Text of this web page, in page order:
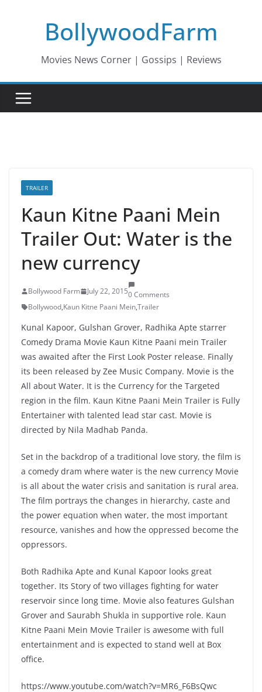
BollywoodFarm
Movies News Corner | Gossips | Reviews
TRAILER
Kaun Kitne Paani Mein
Trailer Out: Water is the
new currency
Bollywood Farm July 22, 20150 Comments
Bollywood,Kaun Kitne Paani Mein,Trailer
Kunal Kapoor, Gulshan Grover, Radhika Apte starrer
Comedy Drama Movie Kaun Kitne Paani mein Trailer
was awaited after the First Look Poster release. Finally
its been released by Zee Music Company. Movie is the
All about Water. It is the Currency for the Targeted
region in the film. Kaun Kitne Paani Mein Trailer is Fully
Entertainer with talented lead star cast. Movie is
directed by Nila Madhab Panda.
Set in the backdrop of a traditional love story, the film is
a comedy dram where water is the new currency Movie
is all about the water crisis and sanitation is rural area.
The film portrays the changes in hierarchy, caste and
the power equation when water, the most important
resource, vanishes and how the oppressed become the
oppressors.
Both Radhika Apte and Kunal Kapoor looks great
together. Its Story of two villages fighting for water
reservoir since long time. Movie also features Gulshan
Grover and Saurabh Shukla in supportive role. Kaun
Kitne Paani Mein Movie Trailer is awesome with full
entertainment and is expected to stand well at Box
office.
https://www.youtube.com/watch?v=MR6_F6BsQwc